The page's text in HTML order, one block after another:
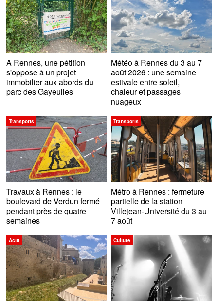
A Rennes, une pétition
s'oppose à un projet
immobilier aux abords du
parc des Gayeulles
Météo à Rennes du 3 au 7
août 2026 : une semaine
estivale entre soleil,
chaleur et passages
nuageux
Transports
Travaux à Rennes : le
boulevard de Verdun fermé
pendant près de quatre
semaines
Transports
Métro à Rennes : fermeture
partielle de la station
Villejean-Université du 3 au
7 août
Actu Culture